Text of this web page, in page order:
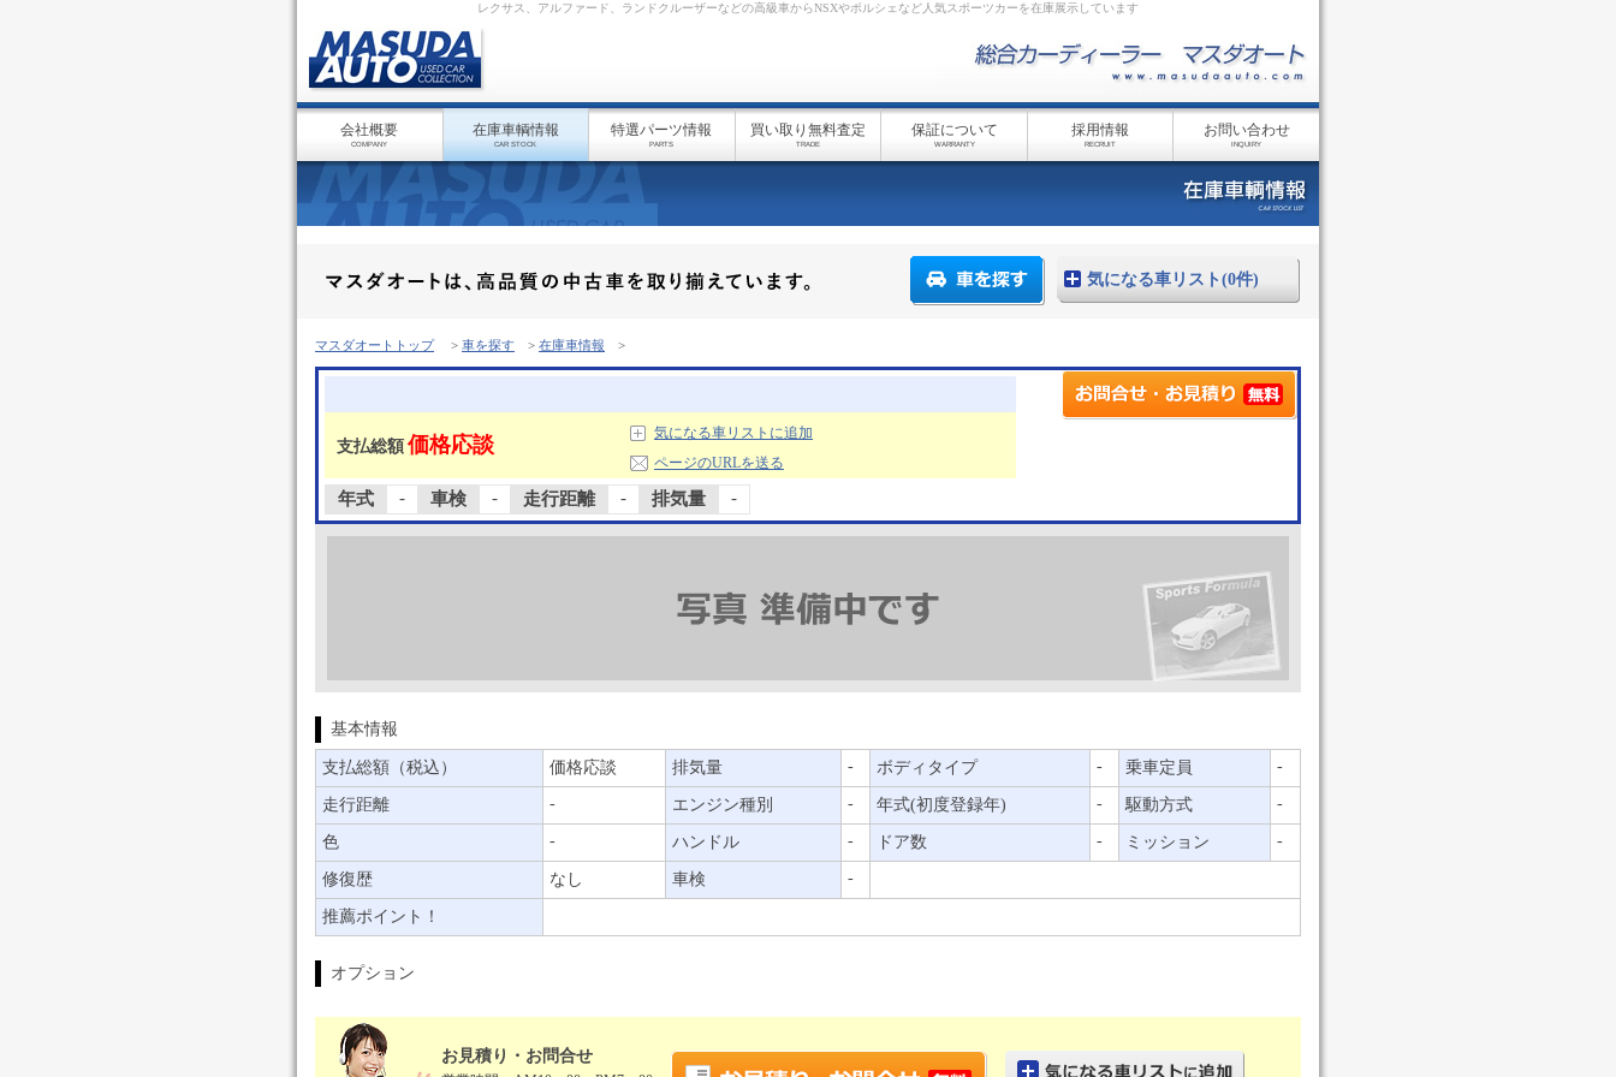
レクサス、アルファード、ランドクルーザーなどの高級車からNSXやポルシェなど人気スポーツカーを在庫展示しています
会社概要
COMPANY
在庫車輌情報
CAR STOCK
特選パーツ情報
PARTS
買い取り無料査定
TRADE
保証について
WARRANTY
採用情報
RECRUIT
お問い合わせ
INQUIRY
気になる車リスト(0件)
マスダオートトップ> 車を探す > 在庫車情報 >
支払総額 価格応談
気になる車リストに追加
ページのURLを送る
年式 - 車検 - 走行距離 - 排気量 -
基本情報
支払総額 （税込） 価格応談 排気量 - ボディタイプ - 乗車定員 -
走行距離 - エンジン種別 - 年式(初度登録年) - 駆動方式 -
色 - ハンドル - ドア数 - ミッション -
修復歴 なし 車検 -
推薦ポイント！
オプション
お見積り・お問合せ